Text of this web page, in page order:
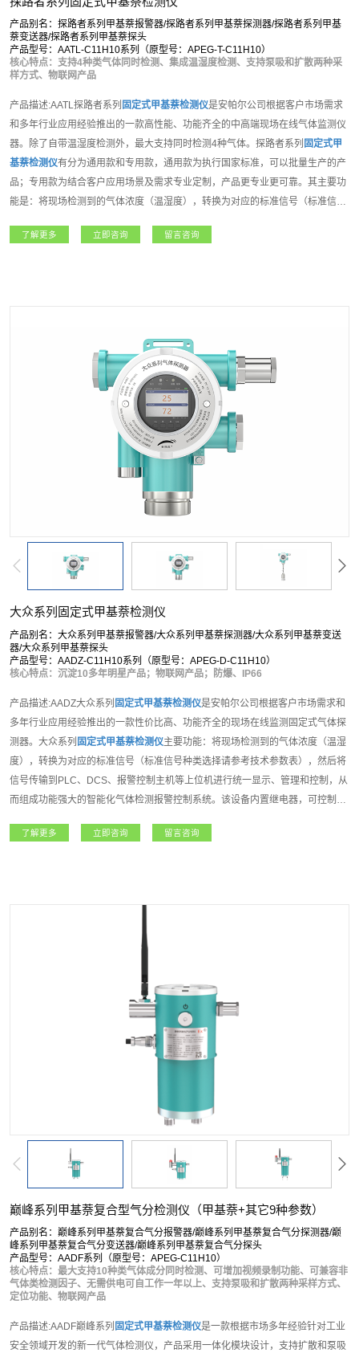
产品别名：探路者系列甲基萘报警器/探路者系列甲基萘探测器/探路者系列甲基
萘变送器/探路者系列甲基萘探头
产品型号：AATL-C11H10系列（原型号：APEG-T-C11H10）
核心特点：支持4种类气体同时检测、集成温湿度检测、支持泵吸和扩散两种采
样方式、物联网产品
产品描述:AATL探路者系列 固定式甲基萘检测仪是安帕尔公司根据客户市场需求
和多年行业应用经验推出的一款高性能、功能齐全的中高端现场在线气体监测仪
器。除了自带温湿度检测外，最大支持同时检测4种气体。探路者系列 固定式甲
基萘检测仪有分为通用款和专用款，通用款为执行国家标准，可以批量生产的产
品；专用款为结合客户应用场景及需求专业定制，产品更专业更可靠。其主要功
能是：将现场检测到的气体浓度（温湿度），转换为对应的标准信号（标准信号
上位机进行统一显示管理和控制，从而组成功能强大的智能化气体检测报警控制
了解更多 立即咨询 留言咨询
大众系列固定式甲基萘检测仪
产品别名：大众系列甲基萘报警器/大众系列甲基萘探测器/大众系列甲基萘变送
器/大众系列甲基萘探头
产品型号：AADZ-C11H10系列（原型号：APEG-D-C11H10）
核心特点：沉淀10多年明星产品；物联网产品；防爆、IP66
产品描述:AADZ大众系列 固定式甲基萘检测仪是安帕尔公司根据客户市场需求和
多年行业应用经验推出的一款性价比高、功能齐全的现场在线监测固定式气体探
测器。大众系列 固定式甲基萘检测仪主要功能：将现场检测到的气体浓度（温湿
度），转换为对应的标准信号（标准信号种类选择请参考技术参数表），然后将
信号传输到PLC、DCS、报警控制主机等上位机进行统一显示、管理和控制，从
而组成功能强大的智能化气体检测报警控制系统。该设备内置继电器，可控制外
监测、远程设置报警值和远程标定等功能；大众系列
了解更多 立即咨询 留言咨询
巅峰系列甲基萘复合型气分检测仪（甲基萘+其它9种参数）
产品别名：巅峰系列甲基萘复合气分报警器/巅峰系列甲基萘复合气分探测器/巅
峰系列甲基萘复合气分变送器/巅峰系列甲基萘复合气分探头
产品型号：AADF系列（原型号：APEG-C11H10）
核心特点：最大支持10种类气体成分同时检测、可增加视频录制功能、可兼容非
气体类检测因子、无需供电可自工作一年以上、支持泵吸和扩散两种采样方式、
定位功能、物联网产品
产品描述:AADF巅峰系列 固定式甲基萘检测仪是一款根据市场多年经验针对工业
安全领域开发的新一代气体检测仪，产品采用一体化模块设计，支持扩散和泵吸